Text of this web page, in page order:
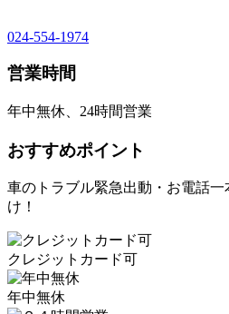
024-554-1974
営業時間
年中無休、24時間営業
おすすめポイント
車のトラブル緊急出動・お電話
け！
クレジットカード可
年中無休